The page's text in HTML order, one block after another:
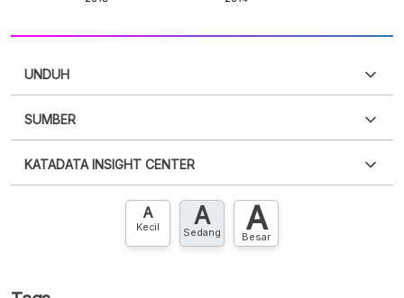
UNDUH
XLS
SUMBER
punya akun?Silakan Daftar sekarang
KATADATA INSIGHT CENTER
Hubungi sekarang »
A
Kecil A
Sedang A
Besar